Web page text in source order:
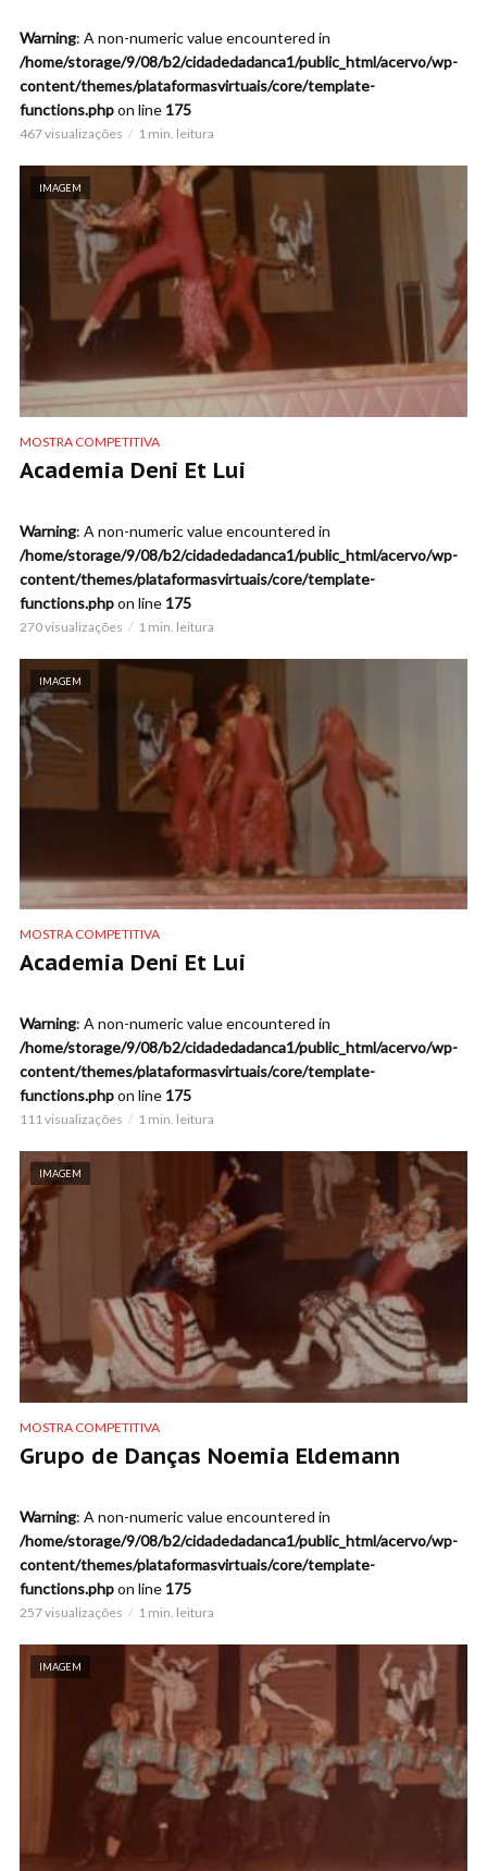
Warning: A non-numeric value encountered in
/home/storage/9/08/b2/cidadedadanca1/public_html/acervo/wp-
content/themes/plataformasvirtuais/core/template-
functions.phpon line 175
467 visualizações 1 min. leitura
IMAGEM
MOSTRA COMPETITIVA
Academia Deni Et Lui
Warning: A non-numeric value encountered in
/home/storage/9/08/b2/cidadedadanca1/public_html/acervo/wp-
content/themes/plataformasvirtuais/core/template-
functions.phpon line 175
270 visualizações 1 min. leitura
IMAGEM
MOSTRA COMPETITIVA
Academia Deni Et Lui
Warning: A non-numeric value encountered in
/home/storage/9/08/b2/cidadedadanca1/public_html/acervo/wp-
content/themes/plataformasvirtuais/core/template-
functions.phpon line 175
111 visualizações 1 min. leitura
IMAGEM
MOSTRA COMPETITIVA
Grupo de Danças Noemia Eldemann
Warning: A non-numeric value encountered in
/home/storage/9/08/b2/cidadedadanca1/public_html/acervo/wp-
content/themes/plataformasvirtuais/core/template-
functions.phpon line 175
257 visualizações 1 min. leitura
IMAGEM